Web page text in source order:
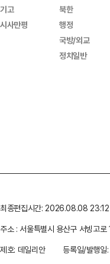
기고
시사만평
북한
행정
국방/외교
정치일반
최종편집시간: 2026.08.08 23:12
주소 : 서울특별시 용산구 서빙고
제호: 데일리안
등록일/발행